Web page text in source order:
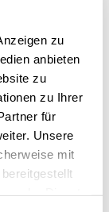
zu
anbieten
zu
zu Ihrer
für
Unsere
mit
AUCH